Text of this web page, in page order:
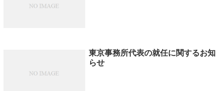
東京事務所代表の就任に関するお知
らせ